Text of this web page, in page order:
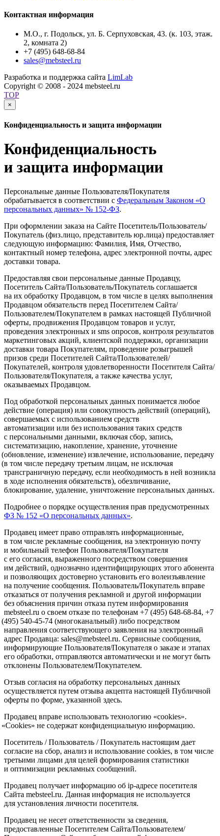
Контактная информация
М.О., г. Подольск, ул. Б. Серпуховская, 43. (к. 103, этаж.
2, комната 2)
+7 (495) 648-68-84
sales@mebsteel.ru
Разработка и поддержка сайта LimLab
Copyright © 2008 - 2024 mebsteel.ru
TOP
×
Конфиденциальность и защита информации
Конфиденциальность
и защита информации
Персональные данные Пользователя/Покупателя
обрабатывается в соответствии с Федеральным Законом «О
персональных данных» № 152-ФЗ.
При оформлении заказа на Сайте Посетитель/Пользователь/
Покупатель (физ.лицо, представитель юр.лица) предоставляет
следующую информацию: Фамилия, Имя, Отчество,
контактный номер телефона, адрес электронной почты, адрес
доставки товара.
Предоставляя свои персональные данные Продавцу,
Посетитель Сайта/Пользователь/Покупатель соглашается
на их обработку Продавцом, в том числе в целях выполнения
Продавцом обязательств перед Посетителем Сайта/
Пользователем/Покупателем в рамках настоящей Публичной
оферты, продвижения Продавцом товаров и услуг,
проведения электронных и sms опросов, контроля результатов
маркетинговых акций, клиентской поддержки, организации
доставки товара Покупателям, проведение розыгрышей
призов среди Посетителей Сайта/Пользователей/
Покупателей, контроля удовлетворенности Посетителя Сайта/
Пользователя/Покупателя, а также качества услуг,
оказываемых Продавцом.
Под обработкой персональных данных понимается любое
действие (операция) или совокупность действий (операций),
совершаемых с использованием средств
автоматизации или без использования таких средств
с персональными данными, включая сбор, запись,
систематизацию, накопление, хранение, уточнение
(обновление, изменение) извлечение, использование, передачу
(в том числе передачу третьим лицам, не исключая
трансграничную передачу, если необходимость в ней возникла
в ходе исполнения обязательств), обезличивание,
блокирование, удаление, уничтожение персональных данных.
Подробнее о порядке осуществления прав предусмотренных
ФЗ № 152 «О персональных данных».
Продавец имеет право отправлять информационные,
в том числе рекламные сообщения, на электронную почту
и мобильный телефон Пользователя/Покупателя
с его согласия, выраженного посредством совершения
им действий, однозначно идентифицирующих этого абонента
и позволяющих достоверно установить его волеизъявление
на получение сообщения. Пользователь/Покупатель вправе
отказаться от получения рекламной и другой информации
без объяснения причин отказа путем информирования
mebsteel.ru о своем отказе по телефонам +7 (495) 648-68-84, +7
(495) 540-45-74 (многоканальный) либо посредством
направления соответствующего заявления на электронный
адрес Продавца: sales@mebsteel.ru. Сервисные сообщения,
информирующие Пользователя/Покупателя о заказе и этапах
его обработки, отправляются автоматически и не могут быть
отклонены Пользователем/Покупателем.
Отзыв согласия на обработку персональных данных
осуществляется путем отзыва акцепта настоящей Публичной
оферты по форме, указанной здесь.
Продавец вправе использовать технологию «cookies».
«Cookies» не содержат конфиденциальную информацию.
Посетитель / Пользователь / Покупатель настоящим дает
согласие на сбор, анализ и использование cookies, в том числе
третьими лицами для целей формирования статистики
и оптимизации рекламных сообщений.
Продавец получает информацию об ip-адресе посетителя
Сайта mebsteel.ru. Данная информация не используется
для установления личности посетителя.
Продавец не несет ответственности за сведения,
предоставленные Посетителем Сайта/Пользователем/